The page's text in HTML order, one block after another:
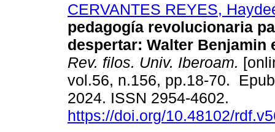
CERVANTES REYES,
pedagogía revolucionaria
despertar: Walter Benjamin
Rev. filos. Univ. Iberoam.
vol.56, n.156, pp.18-70.
2024. ISSN 2954-4602.
https://doi.org/10.48102/